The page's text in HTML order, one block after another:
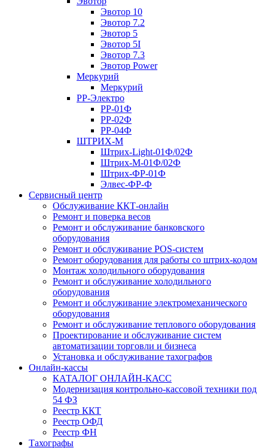
Эвотор 10
Эвотор 7.2
Эвотор 5
Эвотор 5I
Эвотор 7.3
Эвотор Power
Меркурий
Меркурий
РР-Электро
РР-01Ф
РР-02Ф
РР-04Ф
ШТРИХ-М
Штрих-Light-01Ф/02Ф
Штрих-М-01Ф/02Ф
Штрих-ФР-01Ф
Элвес-ФР-Ф
Сервисный центр
Обслуживание ККТ-онлайн
Ремонт и поверка весов
Ремонт и обслуживание банковского
оборудования
Ремонт и обслуживание POS-систем
Ремонт оборудования для работы со штрих-кодом
Монтаж холодильного оборудования
Ремонт и обслуживание холодильного
оборудования
Ремонт и обслуживание электромеханического
оборудования
Ремонт и обслуживание теплового оборудования
Проектирование и обслуживание систем
автоматизации торговли и бизнеса
Установка и обслуживание тахографов
Онлайн-кассы
КАТАЛОГ ОНЛАЙН-КАСС
Модернизация контрольно-кассовой техники под
54 ФЗ
Реестр ККТ
Реестр ОФД
Реестр ФН
Тахографы